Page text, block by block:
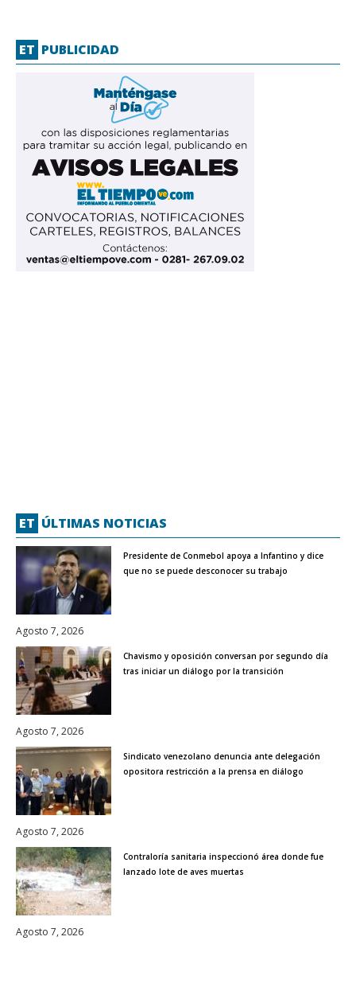
ET PUBLICIDAD
ET ÚLTIMAS NOTICIAS
Presidente de Conmebol apoya a Infantino y dice
que no se puede desconocer su trabajo
Agosto 7, 2026
Chavismo y oposición conversan por segundo día
tras iniciar un diálogo por la transición
Agosto 7, 2026
Sindicato venezolano denuncia ante delegación
opositora restricción a la prensa en diálogo
Agosto 7, 2026
Contraloría sanitaria inspeccionó área donde fue
lanzado lote de aves muertas
Agosto 7, 2026